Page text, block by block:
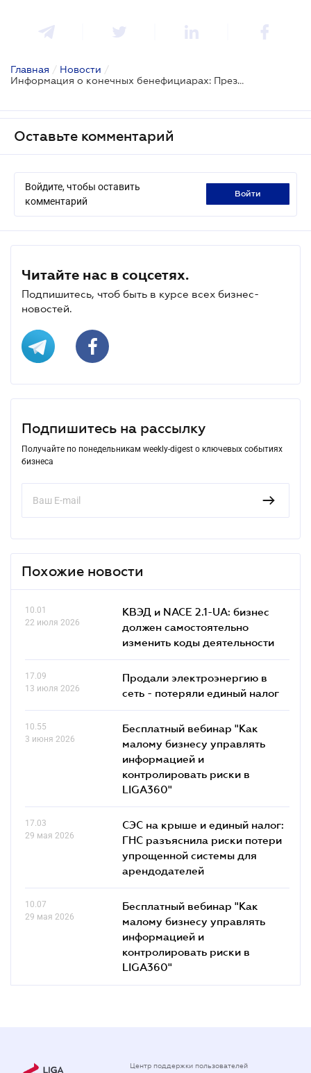
Главная / Новости /
Информация о конечных бенефициарах: Президент предлагает предоставлять ее через Дію
Оставьте комментарий
Войдите, чтобы оставить
комментарий
войти
Читайте нас в соцсетях.
Подпишитесь, чтоб быть в курсе всех бизнес-
новостей.
Подпишитесь на рассылку
Получайте по понедельникам weekly-digest о ключевых событиях
бизнеса
Похожие новости
10.01
22 июля 2026
КВЭД и NACE 2.1-UA: бизнес
должен самостоятельно
изменить коды деятельности
17.09
13 июля 2026
Продали электроэнергию в
сеть - потеряли единый налог
10.55
3 июня 2026
Бесплатный вебинар "Как
малому бизнесу управлять
информацией и
контролировать риски в
LIGA360"
17.03
29 мая 2026
СЭС на крыше и единый налог:
ГНС разъяснила риски потери
упрощенной системы для
арендодателей
10.07
29 мая 2026
Бесплатный вебинар "Как
малому бизнесу управлять
информацией и
контролировать риски в
LIGA360"
Центр поддержки пользователей